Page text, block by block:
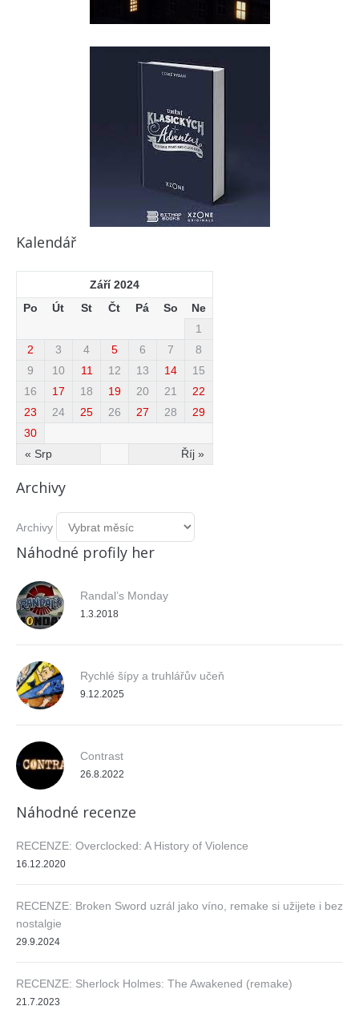
Kalendář
Září 2024
Po
Út St Čt Pá So Ne
« Srp Říj »
1
2
3 4 5 6 7
8
9
10 11 12 13 14
15
16
17 18 19 20 21
22
23
24 25 26 27 28
29
30
Archivy
Archivy
Náhodné profily her
Randal’s Monday
1.3.2018
Rychlé šípy a truhlářův učeň
9.12.2025
Contrast
26.8.2022
Náhodné recenze
RECENZE: Overclocked: A History of Violence
16.12.2020
RECENZE: Broken Sword uzrál jako víno, remake si užijete i bez
nostalgie
29.9.2024
RECENZE: Sherlock Holmes: The Awakened (remake)
21.7.2023